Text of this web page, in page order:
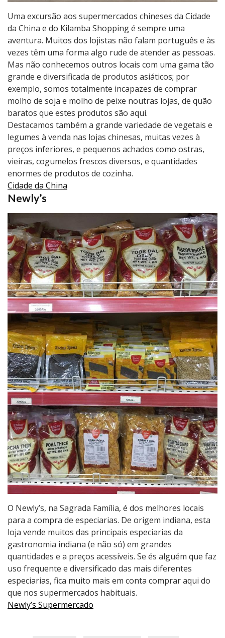
Uma excursão aos supermercados chineses da Cidade
da China e do Kilamba Shopping é sempre uma
aventura. Muitos dos lojistas não falam português e às
vezes têm uma forma algo rude de atender as pessoas.
Mas não conhecemos outros locais com uma gama tão
grande e diversificada de produtos asiáticos; por
exemplo, somos totalmente incapazes de comprar
molho de soja e molho de peixe noutras lojas, de quão
baratos que estes produtos são aqui.
Destacamos também a grande variedade de vegetais e
legumes à venda nas lojas chinesas, muitas vezes à
preços inferiores, e pequenos achados como ostras,
vieiras, cogumelos frescos diversos, e quantidades
enormes de produtos de cozinha.
Cidade da China
Newly’s
O Newly’s, na Sagrada Família, é dos melhores locais
para a compra de especiarias. De origem indiana, esta
loja vende muitos das principais especiarias da
gastronomia indiana (e não só) em grandes
quantidades e a preços acessíveis. Se és alguém que faz
uso frequente e diversificado das mais diferentes
especiarias, fica muito mais em conta comprar aqui do
que nos supermercados habituais.
Newly’s Supermercado